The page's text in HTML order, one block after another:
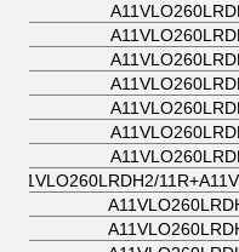
A11VLO260LRDH2/